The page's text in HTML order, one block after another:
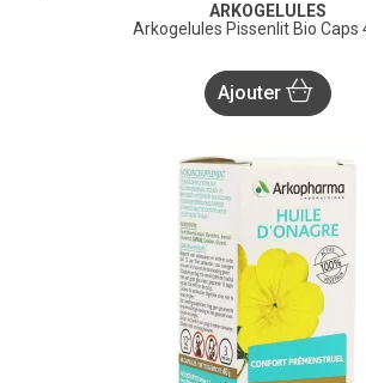
ARKOGELULES
Arkogelules Pissenlit Bio Caps
Ajouter